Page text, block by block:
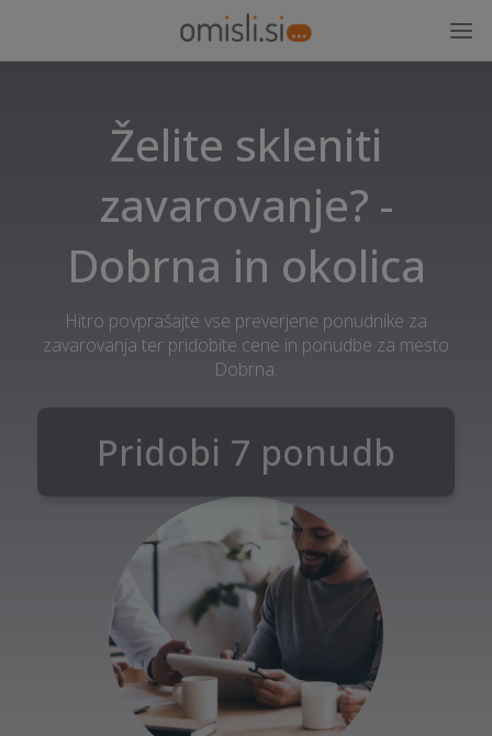
Želite skleniti
zavarovanje? -
Dobrna in okolica
Hitro povprašajte vse preverjene ponudnike za
zavarovanja ter pridobite cene in ponudbe za mesto
Dobrna.
Pridobi 7 ponudb